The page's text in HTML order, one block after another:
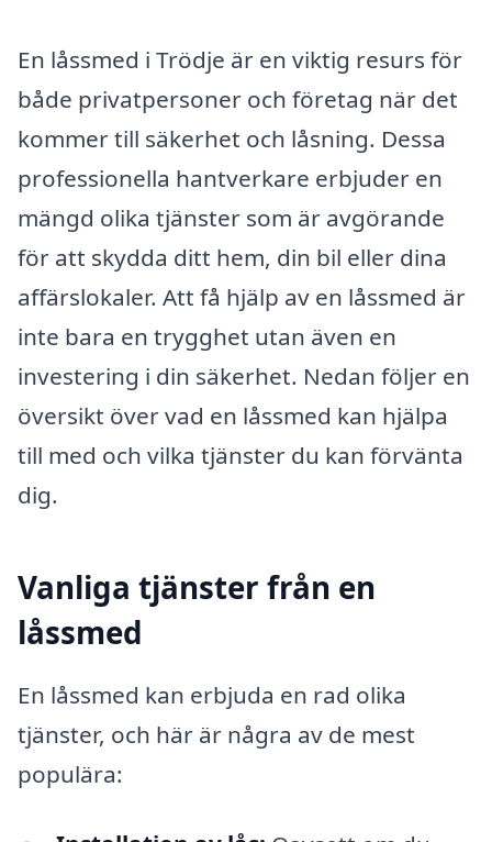
En låssmed i Trödje är en viktig resurs för
både privatpersoner och företag när det
kommer till säkerhet och låsning. Dessa
professionella hantverkare erbjuder en
mängd olika tjänster som är avgörande
för att skydda ditt hem, din bil eller dina
affärslokaler. Att få hjälp av en låssmed är
inte bara en trygghet utan även en
investering i din säkerhet. Nedan följer en
översikt över vad en låssmed kan hjälpa
till med och vilka tjänster du kan förvänta
dig.
Vanliga tjänster från en
låssmed
En låssmed kan erbjuda en rad olika
tjänster, och här är några av de mest
populära: